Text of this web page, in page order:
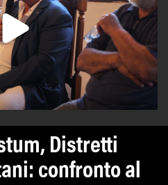
Distretti
confronto al